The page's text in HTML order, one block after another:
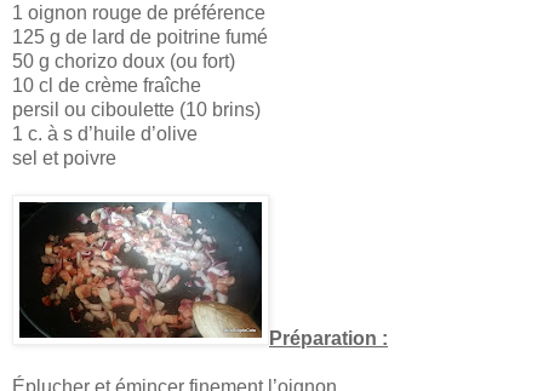
1 oignon rouge de préférence
125 g de lard de poitrine fumé
50 g chorizo doux (ou fort)
10 cl de crème fraîche
persil ou ciboulette (10 brins)
1 c. à s d’huile d’olive
sel et poivre
Préparation :
Éplucher et émincer finement l’oignon.